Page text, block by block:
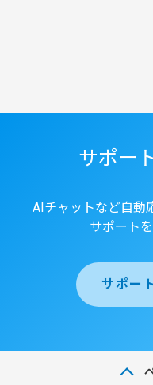
サポー
AIチャットなど自動
サポート
サポー